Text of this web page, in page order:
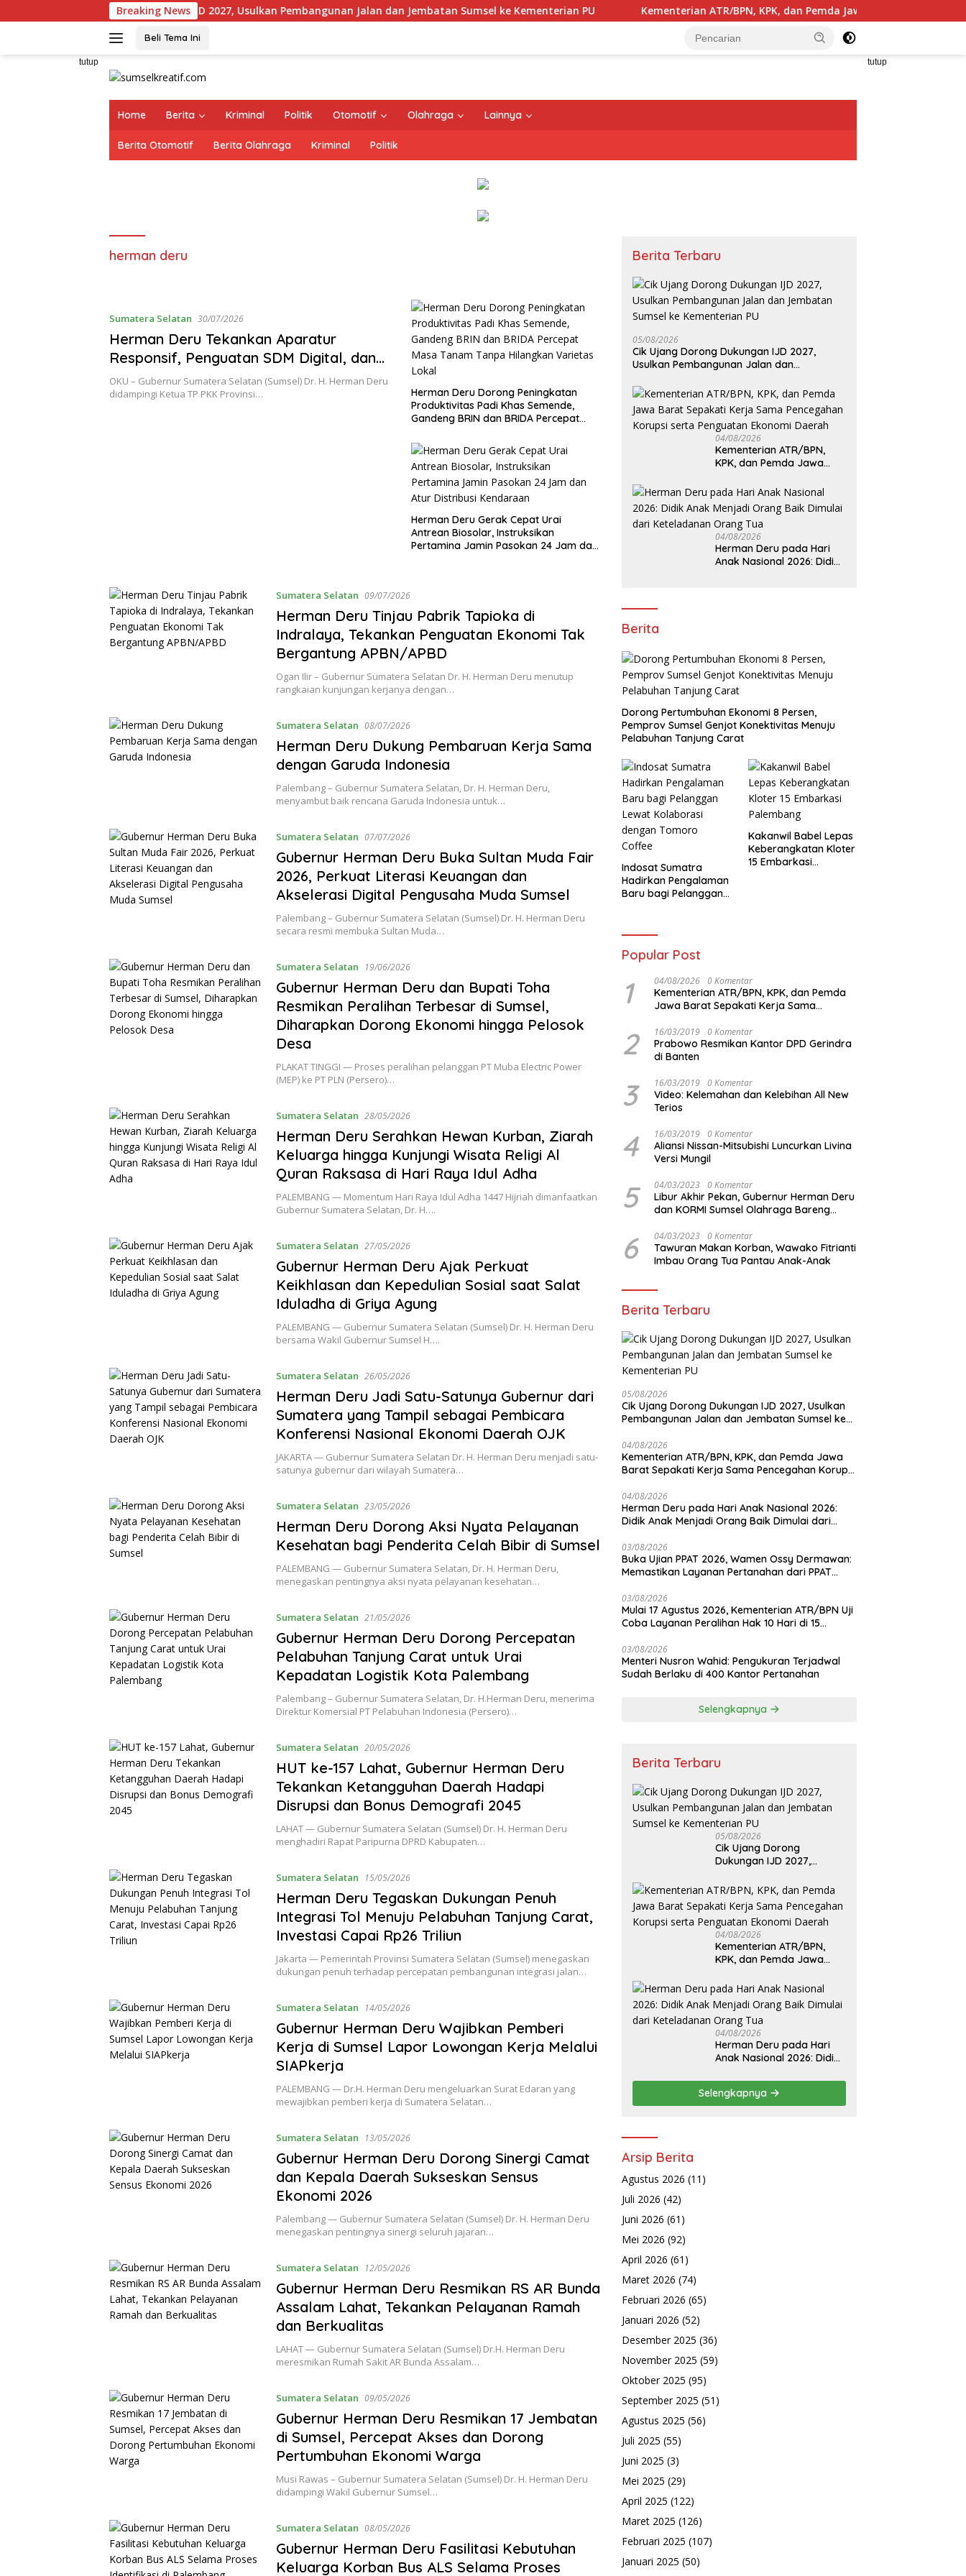
ke
Breaking News
Dukungan IJD 2027, Usulkan Pembangunan Jalan dan Jembatan Sumsel ke Kementerian PU Kementerian ATR/BPN, KPK, dan Pemda Jawa Barat Sepakati Kerja Sama
Beli Tema Ini
tutup tutup
Home Berita Kriminal Politik Otomotif Olahraga Lainnya
Berita Otomotif Berita Olahraga Kriminal Politik
herman deru
Sumatera Selatan 30/07/2026
Herman Deru Tekankan Aparatur
Responsif, Penguatan SDM Digital, dan
Pembinaan Karakter pada HUT ke-116
Kabupaten OKU
OKU – Gubernur Sumatera Selatan (Sumsel) Dr. H. Herman Deru
didampingi Ketua TP PKK Provinsi…
Herman Deru Dorong Peningkatan
Produktivitas Padi Khas Semende,
Gandeng BRIN dan BRIDA Percepat
Varietas Lokal
Herman Deru Gerak Cepat Urai
Antrean Biosolar, Instruksikan
Pertamina Jamin Pasokan 24 Jam dan
Sumatera Selatan 09/07/2026
Herman Deru Tinjau Pabrik Tapioka di
Indralaya, Tekankan Penguatan Ekonomi Tak
Bergantung APBN/APBD
Ogan Ilir – Gubernur Sumatera Selatan Dr. H. Herman Deru menutup
rangkaian kunjungan kerjanya dengan…
Sumatera Selatan 08/07/2026
Herman Deru Dukung Pembaruan Kerja Sama
dengan Garuda Indonesia
Palembang – Gubernur Sumatera Selatan, Dr. H. Herman Deru,
menyambut baik rencana Garuda Indonesia untuk…
Sumatera Selatan 07/07/2026
Gubernur Herman Deru Buka Sultan Muda Fair
2026, Perkuat Literasi Keuangan dan
Akselerasi Digital Pengusaha Muda Sumsel
Palembang – Gubernur Sumatera Selatan (Sumsel) Dr. H. Herman Deru
secara resmi membuka Sultan Muda…
Sumatera Selatan 19/06/2026
Gubernur Herman Deru dan Bupati Toha
Resmikan Peralihan Terbesar di Sumsel,
Diharapkan Dorong Ekonomi hingga Pelosok
Desa
PLAKAT TINGGI — Proses peralihan pelanggan PT Muba Electric Power
(MEP) ke PT PLN (Persero)…
Sumatera Selatan 28/05/2026
Herman Deru Serahkan Hewan Kurban, Ziarah
Keluarga hingga Kunjungi Wisata Religi Al
Quran Raksasa di Hari Raya Idul Adha
PALEMBANG — Momentum Hari Raya Idul Adha 1447 Hijriah dimanfaatkan
Gubernur Sumatera Selatan, Dr. H….
Sumatera Selatan 27/05/2026
Gubernur Herman Deru Ajak Perkuat
Keikhlasan dan Kepedulian Sosial saat Salat
Iduladha di Griya Agung
PALEMBANG — Gubernur Sumatera Selatan (Sumsel) Dr. H. Herman Deru
bersama Wakil Gubernur Sumsel H….
Sumatera Selatan 26/05/2026
Herman Deru Jadi Satu-Satunya Gubernur dari
Sumatera yang Tampil sebagai Pembicara
Konferensi Nasional Ekonomi Daerah OJK
JAKARTA — Gubernur Sumatera Selatan Dr. H. Herman Deru menjadi satu-
satunya gubernur dari wilayah Sumatera…
Sumatera Selatan 23/05/2026
Herman Deru Dorong Aksi Nyata Pelayanan
Kesehatan bagi Penderita Celah Bibir di Sumsel
PALEMBANG — Gubernur Sumatera Selatan, Dr. H. Herman Deru,
menegaskan pentingnya aksi nyata pelayanan kesehatan…
Sumatera Selatan 21/05/2026
Gubernur Herman Deru Dorong Percepatan
Pelabuhan Tanjung Carat untuk Urai
Kepadatan Logistik Kota Palembang
Palembang – Gubernur Sumatera Selatan, Dr. H.Herman Deru, menerima
Direktur Komersial PT Pelabuhan Indonesia (Persero)…
Sumatera Selatan 20/05/2026
HUT ke-157 Lahat, Gubernur Herman Deru
Tekankan Ketangguhan Daerah Hadapi
Disrupsi dan Bonus Demografi 2045
LAHAT — Gubernur Sumatera Selatan (Sumsel) Dr. H. Herman Deru
menghadiri Rapat Paripurna DPRD Kabupaten…
Sumatera Selatan 15/05/2026
Herman Deru Tegaskan Dukungan Penuh
Integrasi Tol Menuju Pelabuhan Tanjung Carat,
Investasi Capai Rp26 Triliun
Jakarta — Pemerintah Provinsi Sumatera Selatan (Sumsel) menegaskan
dukungan penuh terhadap percepatan pembangunan integrasi jalan…
Sumatera Selatan 14/05/2026
Gubernur Herman Deru Wajibkan Pemberi
Kerja di Sumsel Lapor Lowongan Kerja Melalui
SIAPkerja
PALEMBANG — Dr.H. Herman Deru mengeluarkan Surat Edaran yang
mewajibkan pemberi kerja di Sumatera Selatan…
Sumatera Selatan 13/05/2026
Gubernur Herman Deru Dorong Sinergi Camat
dan Kepala Daerah Sukseskan Sensus
Ekonomi 2026
Palembang — Gubernur Sumatera Selatan (Sumsel) Dr. H. Herman Deru
menegaskan pentingnya sinergi seluruh jajaran…
Sumatera Selatan 12/05/2026
Gubernur Herman Deru Resmikan RS AR Bunda
Assalam Lahat, Tekankan Pelayanan Ramah
dan Berkualitas
LAHAT — Gubernur Sumatera Selatan (Sumsel) Dr.H. Herman Deru
meresmikan Rumah Sakit AR Bunda Assalam…
Sumatera Selatan 09/05/2026
Gubernur Herman Deru Resmikan 17 Jembatan
di Sumsel, Percepat Akses dan Dorong
Pertumbuhan Ekonomi Warga
Musi Rawas – Gubernur Sumatera Selatan (Sumsel) Dr. H. Herman Deru
didampingi Wakil Gubernur Sumsel…
Sumatera Selatan 08/05/2026
Gubernur Herman Deru Fasilitasi Kebutuhan
Keluarga Korban Bus ALS Selama Proses
Berita Terbaru
05/08/2026
Cik Ujang Dorong Dukungan IJD 2027,
Usulkan Pembangunan Jalan dan
04/08/2026
Kementerian ATR/BPN,
KPK, dan Pemda Jawa
Sama Pencegahan Korupsi
serta Penguatan Ekonomi
Daerah
04/08/2026
Herman Deru pada Hari
Anak Nasional 2026: Didik
Berita
Dorong Pertumbuhan Ekonomi 8 Persen,
Pemprov Sumsel Genjot Konektivitas Menuju
Pelabuhan Tanjung Carat
Indosat Sumatra
Hadirkan Pengalaman
Baru bagi Pelanggan
Coffee
Kakanwil Babel Lepas
Keberangkatan Kloter
15 Embarkasi
Popular Post
1 04/08/2026 0 Komentar
Kementerian ATR/BPN, KPK, dan Pemda
Jawa Barat Sepakati Kerja Sama
Ekonomi Daerah
2 16/03/2019 0 Komentar
Prabowo Resmikan Kantor DPD Gerindra
di Banten
3 16/03/2019 0 Komentar
Video: Kelemahan dan Kelebihan All New
Terios
4 16/03/2019 0 Komentar
Aliansi Nissan-Mitsubishi Luncurkan Livina
Versi Mungil
5 04/03/2023 0 Komentar
Libur Akhir Pekan, Gubernur Herman Deru
dan KORMI Sumsel Olahraga Bareng
6 04/03/2023 0 Komentar
Tawuran Makan Korban, Wawako Fitrianti
Imbau Orang Tua Pantau Anak-Anak
Berita Terbaru
05/08/2026
Cik Ujang Dorong Dukungan IJD 2027, Usulkan
Pembangunan Jalan dan Jembatan Sumsel ke
04/08/2026
Kementerian ATR/BPN, KPK, dan Pemda Jawa
Barat Sepakati Kerja Sama Pencegahan Korupsi
04/08/2026
Herman Deru pada Hari Anak Nasional 2026:
Didik Anak Menjadi Orang Baik Dimulai dari
03/08/2026
Buka Ujian PPAT 2026, Wamen Ossy Dermawan:
Memastikan Layanan Pertanahan dari PPAT
03/08/2026
Mulai 17 Agustus 2026, Kementerian ATR/BPN Uji
Coba Layanan Peralihan Hak 10 Hari di 15
03/08/2026
Menteri Nusron Wahid: Pengukuran Terjadwal
Sudah Berlaku di 400 Kantor Pertanahan
Selengkapnya
Berita Terbaru
05/08/2026
Cik Ujang Dorong
Dukungan IJD 2027,
Jalan dan Jembatan
Sumsel ke Kementerian PU
04/08/2026
Kementerian ATR/BPN,
KPK, dan Pemda Jawa
Sama Pencegahan Korupsi
serta Penguatan Ekonomi
Daerah
04/08/2026
Herman Deru pada Hari
Anak Nasional 2026: Didik
Dimulai dari Keteladanan
Orang Tua
Selengkapnya
Arsip Berita
Agustus 2026 (11)
Juli 2026 (42)
Juni 2026 (61)
Mei 2026 (92)
April 2026 (61)
Maret 2026 (74)
Februari 2026 (65)
Januari 2026 (52)
Desember 2025 (36)
November 2025 (59)
Oktober 2025 (95)
September 2025 (51)
Agustus 2025 (56)
Juli 2025 (55)
Juni 2025 (3)
Mei 2025 (29)
April 2025 (122)
Maret 2025 (126)
Februari 2025 (107)
Januari 2025 (50)